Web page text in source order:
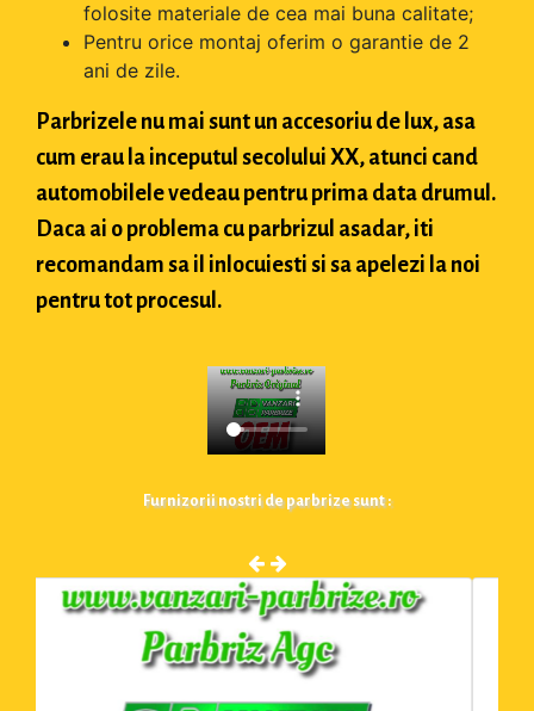
folosite materiale de cea mai buna calitate;
Pentru orice montaj oferim o garantie de 2
ani de zile.
Parbrizele nu mai sunt un accesoriu de lux, asa
cum erau la inceputul secolului XX, atunci cand
automobilele vedeau pentru prima data drumul.
Daca ai o problema cu parbrizul asadar, iti
recomandam sa il inlocuiesti si sa apelezi la noi
pentru tot procesul.
Furnizorii nostri de parbrize sunt :